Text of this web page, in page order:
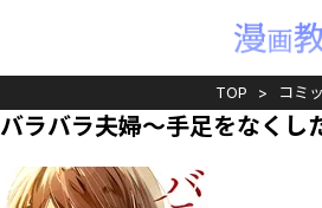
TOP コミ
バラバラ夫婦～手足をなくし